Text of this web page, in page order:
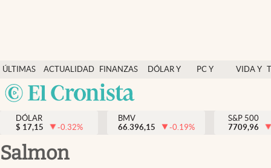
ÚLTIMAS
NOTICIAS
ACTUALIDAD
FINANZAS
Y
ECONOMÍA
DÓLAR Y
PC Y
VIDA Y
México
Actualidad
Finanzas y economía
Dólar y mercados
Opinión
DÓLAR
$ 17,15 -0.32%
BMV
66.396,15
-0.19%
S&P 500
7709,96
salmon